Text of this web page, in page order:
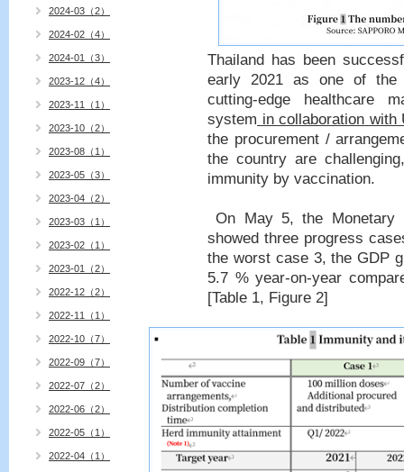
Thailand has been
early 2021 as one of the
cutting-edge healthcare
system in collaboration with
the procurement /
the country are
immunity by vaccination.
On May 5, the Monetary
showed three progress
the worst case 3, the GDP
5.7 % year-on-year
[Table 1, Figure 2]
2024-03（2）
2024-02（4）
2024-01（3）
2023-12（4）
2023-11（1）
2023-10（2）
2023-08（1）
2023-05（3）
2023-04（2）
2023-03（1）
2023-02（1）
2023-01（2）
2022-12（2）
2022-11（1）
2022-10（7）
2022-09（7）
2022-07（2）
2022-06（2）
2022-05（1）
2022-04（1）